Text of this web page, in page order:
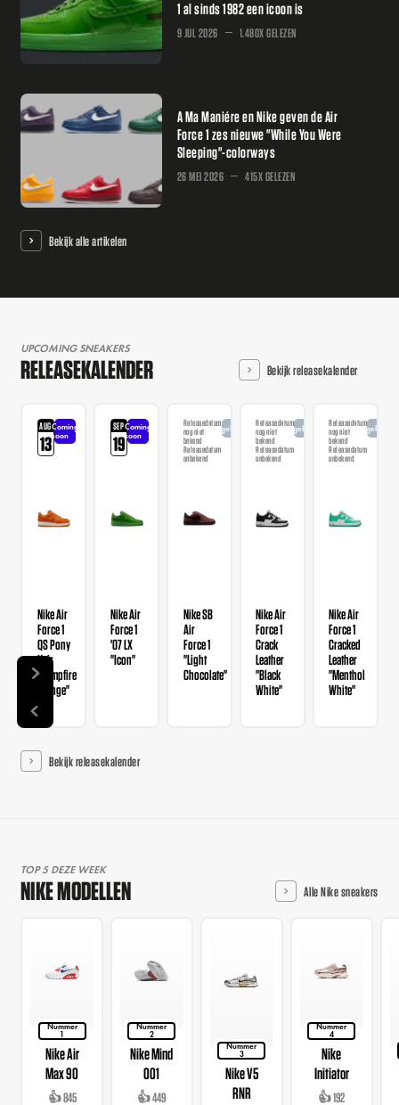
1 al sinds 1982 een icoon is
9 JUL 2026 1.480X GELEZEN
A Ma Maniére en Nike geven de Air
Force 1 zes nieuwe "While You Were
Sleeping"-colorways
26 MEI 2026 415X GELEZEN
Bekijk alle artikelen
UPCOMING SNEAKERS
RELEASEKALENDER Bekijk releasekalender
AUG
13
Coming
soon
Nike Air
Force 1
QS Pony
Hair
"Campfire
Orange"
SEP
19
Coming
soon
Nike Air
Force 1
'07 LX
"Icon"
Releasedatum
nog niet
bekend
Releasedatum
onbekend
Aangekondigd
Nike SB
Air
Force 1
"Light
Chocolate"
Releasedatum
nog niet
bekend
Releasedatum
onbekend
Aangekondigd
Nike Air
Force 1
Crack
Leather
"Black
White"
Releasedatum
nog niet
bekend
Releasedatum
onbekend
Nike Air
Force 1
Cracked
Leather
"Menthol
White"
Bekijk releasekalender
TOP 5 DEZE WEEK
NIKE MODELLEN Alle Nike sneakers
Nummer
1
Nike Air
Max 90
👍 845
Nummer
2
Nike Mind
001
👍 449
Nummer
3
Nike V5
RNR
Nummer
4
Nike
Initiator
👍 192